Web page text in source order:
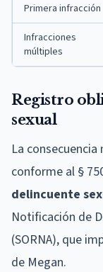
Primera infracción
Infracciones
múltiples
Registro
sexual
La
conforme al §
delincuente
Notificación de
(SORNA), que
de Megan.